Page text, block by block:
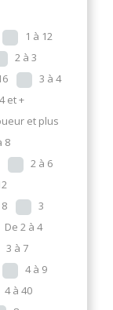
1 à 12
2 à 3
3 à 4
4 et +
et plus
8
2 à 6
3
De 2 à 4
3 à 7
4 à 9
4 à 40